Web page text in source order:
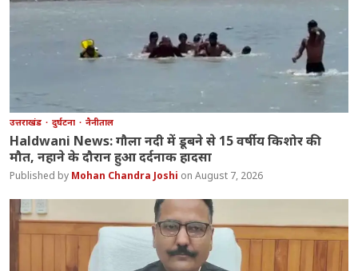
उत्तराखंड दुर्घटना नैनीताल
Haldwani News: गौला नदी में डूबने से 15 वर्षीय किशोर की
मौत, नहाने के दौरान हुआ दर्दनाक हादसा
Mohan Chandra Joshi August 7, 2026